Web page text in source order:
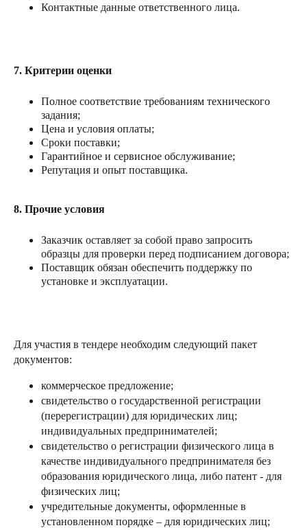
Контактные данные ответственного лица.
7. Критерии оценки
Полное соответствие требованиям технического
задания;
Цена и условия оплаты;
Сроки поставки;
Гарантийное и сервисное обслуживание;
Репутация и опыт поставщика.
8. Прочие условия
Заказчик оставляет за собой право запросить
образцы для проверки перед подписанием договора;
Поставщик обязан обеспечить поддержку по
установке и эксплуатации.
Для участия в тендере необходим следующий пакет
документов:
коммерческое предложение;
свидетельство о государственной регистрации
(перерегистрации) для юридических лиц;
индивидуальных предпринимателей;
свидетельство о регистрации физического лица в
качестве индивидуального предпринимателя без
образования юридического лица, либо патент - для
физических лиц;
учредительные документы, оформленные в
установленном порядке – для юридических лиц;